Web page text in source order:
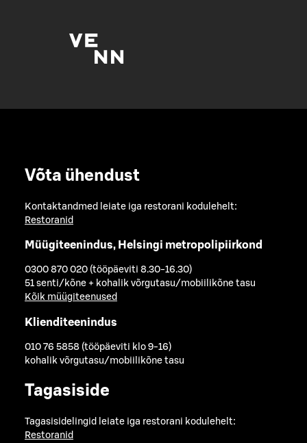
Võta ühendust
Kontaktandmed leiate iga restorani kodulehelt:
Restoranid
Müügiteenindus, Helsingi metropolipiirkond
0300 870 020 (tööpäeviti 8.30-16.30)
51 senti/kõne + kohalik võrgutasu/mobiilikõne tasu
Kõik müügiteenused
Klienditeenindus
010 76 5858 (tööpäeviti klo 9-16)
kohalik võrgutasu/mobiilikõne tasu
Tagasiside
Tagasisidelingid leiate iga restorani kodulehelt:
Restoranid